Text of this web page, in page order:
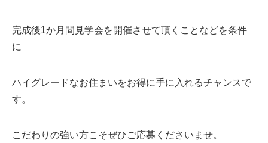
完成後1か月間見学会を開催させて頂くことなどを条件
に
ハイグレードなお住まいをお得に手に入れるチャンスで
す。
こだわりの強い方こそぜひご応募くださいませ。